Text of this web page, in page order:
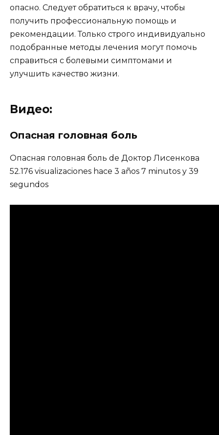
опасно. Следует обратиться к врачу, чтобы
получить профессиональную помощь и
рекомендации. Только строго индивидуально
подобранные методы лечения могут помочь
справиться с болевыми симптомами и
улучшить качество жизни.
Видео:
Опасная головная боль
Опасная головная боль de Доктор Лисенкова
52.176 visualizaciones hace 3 años 7 minutos y 39
segundos